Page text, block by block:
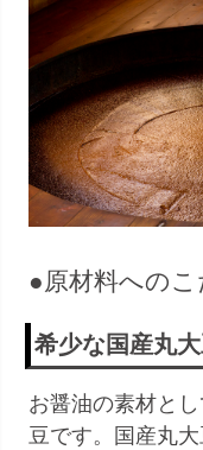
●原材料へのこ
希少な国産丸
お醤油の素材と
豆です。国産丸